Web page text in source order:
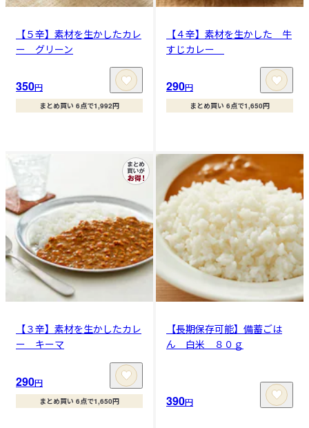
【５辛】素材を生かしたカレ
ー グリーン
350円
まとめ買い 6点で1,992円
【４辛】素材を生かした 牛
すじカレー
290円
まとめ買い 6点で1,650円
【３辛】素材を生かしたカレ
ー キーマ
290円
まとめ買い 6点で1,650円
【長期保存可能】備蓄ごは
ん 白米 ８０ｇ
390円